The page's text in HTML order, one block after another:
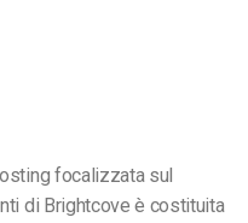
focalizzata sul
di Brightcove è costituita